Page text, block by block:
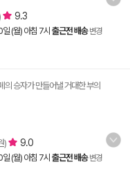
9.3
(월) 아침 7시 출근전 배송 변경
의 승자가 만들어낼 거대한 부의
) 9.0
(월) 아침 7시 출근전 배송 변경